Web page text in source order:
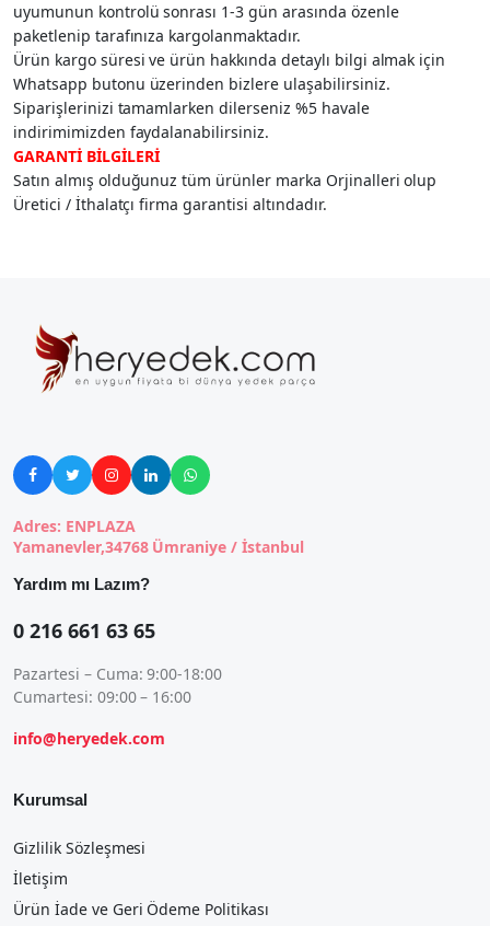
uyumunun kontrolü sonrası 1-3 gün arasında özenle
paketlenip tarafınıza kargolanmaktadır.
Ürün kargo süresi ve ürün hakkında detaylı bilgi almak için
Whatsapp butonu üzerinden bizlere ulaşabilirsiniz.
Siparişlerinizi tamamlarken dilerseniz %5 havale
indirimimizden faydalanabilirsiniz.
GARANTİ BİLGİLERİ
Satın almış olduğunuz tüm ürünler marka Orjinalleri olup
Üretici / İthalatçı firma garantisi altındadır.
    
Adres: ENPLAZA
Yamanevler,34768 Ümraniye / İstanbul
Yardım mı Lazım?
0 216 661 63 65
Pazartesi – Cuma: 9:00-18:00
Cumartesi: 09:00 – 16:00
info@heryedek.com
Kurumsal
Gizlilik Sözleşmesi
İletişim
Ürün İade ve Geri Ödeme Politikası